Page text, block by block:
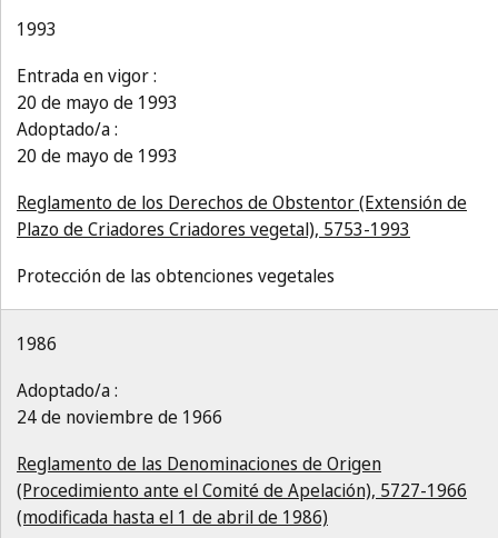
1993
Entrada en vigor :
20 de mayo de 1993
Adoptado/a :
20 de mayo de 1993
Reglamento de los Derechos de Obstentor (Extensión de
Plazo de Criadores Criadores vegetal), 5753-1993
Protección de las obtenciones vegetales
1986
Adoptado/a :
24 de noviembre de 1966
Reglamento de las Denominaciones de Origen
(Procedimiento ante el Comité de Apelación), 5727-1966
(modificada hasta el 1 de abril de 1986)